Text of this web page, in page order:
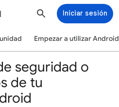
Iniciar sesión
Empezar a utilizar Android
seguridad o
de tu